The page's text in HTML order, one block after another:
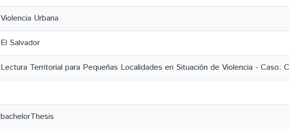
Violencia Urbana
El Salvador
Lectura Territorial para Pequeñas Localidades en Situación de Violencia - Caso:
bachelorThesis